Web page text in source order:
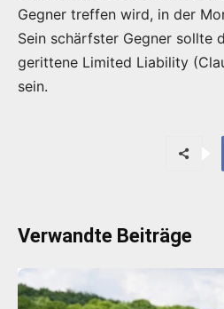
Gegner treffen wird, in der
Sein schärfster Gegner sollte
gerittene Limited Liability
sein.
Verwandte Beiträge